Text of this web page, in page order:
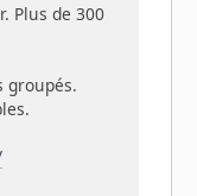
Plus de 300
groupés.